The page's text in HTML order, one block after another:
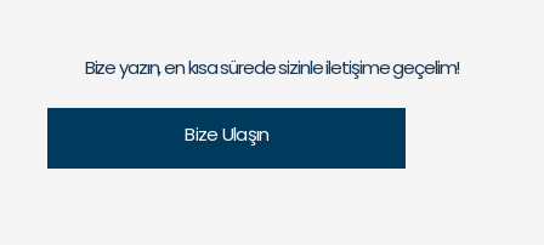
Bize yazın, en kısa sürede sizinle iletişime geçelim!
Bize Ulaşın